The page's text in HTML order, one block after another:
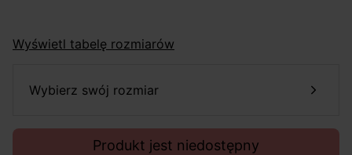
Wyświetl tabelę rozmiarów
wybierz swój rozmiar
Produkt jest niedostępny